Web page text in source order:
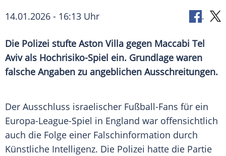
14.01.2026 - 16:13 Uhr
Die Polizei stufte Aston Villa gegen Maccabi Tel
Aviv als Hochrisiko-Spiel ein. Grundlage waren
falsche Angaben zu angeblichen Ausschreitungen.
Der Ausschluss israelischer Fußball-Fans für ein
Europa-League-Spiel in England war offensichtlich
auch die Folge einer Falschinformation durch
Künstliche Intelligenz. Die Polizei hatte die Partie